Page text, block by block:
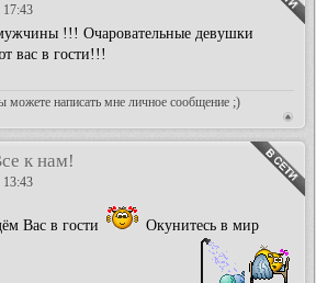
!!! Очаровательные девушки
вас в гости!!!
написать мне личное сообщение ;)
к нам!
Вас в гости Окунитесь в мир